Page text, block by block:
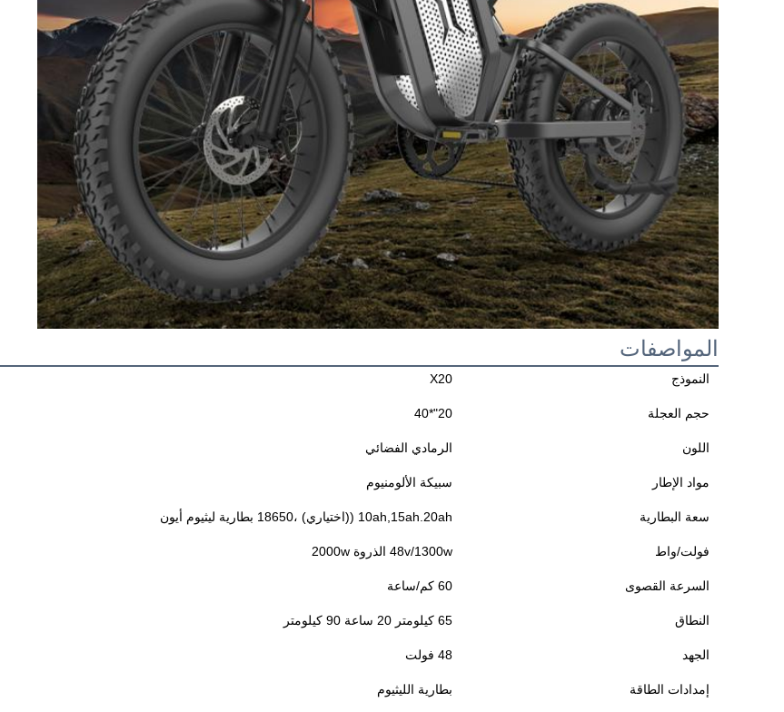
المواصفات
النموذج X20
حجم العجلة 20"*40
اللون الرمادي الفضائي
مواد الإطار سبيكة الألومنيوم
سعة البطارية 10ah,15ah.20ah ((اختياري) ،18650 بطارية ليثيوم أيون
فولت/واط 48v/1300w الذروة 2000w
السرعة القصوى 60 كم/ساعة
النطاق 65 كيلومتر 20 ساعة 90 كيلومتر
الجهد 48 فولت
إمدادات الطاقة بطارية الليثيوم